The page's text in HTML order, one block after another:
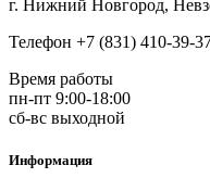
г. Нижний Новгород,
Телефон +7 (831) 410-39-
Время работы
пн-пт 9:00-18:00
сб-вс выходной
Информация